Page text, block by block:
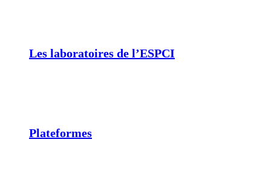
Les laboratoires de l’ESPCI
Plateformes